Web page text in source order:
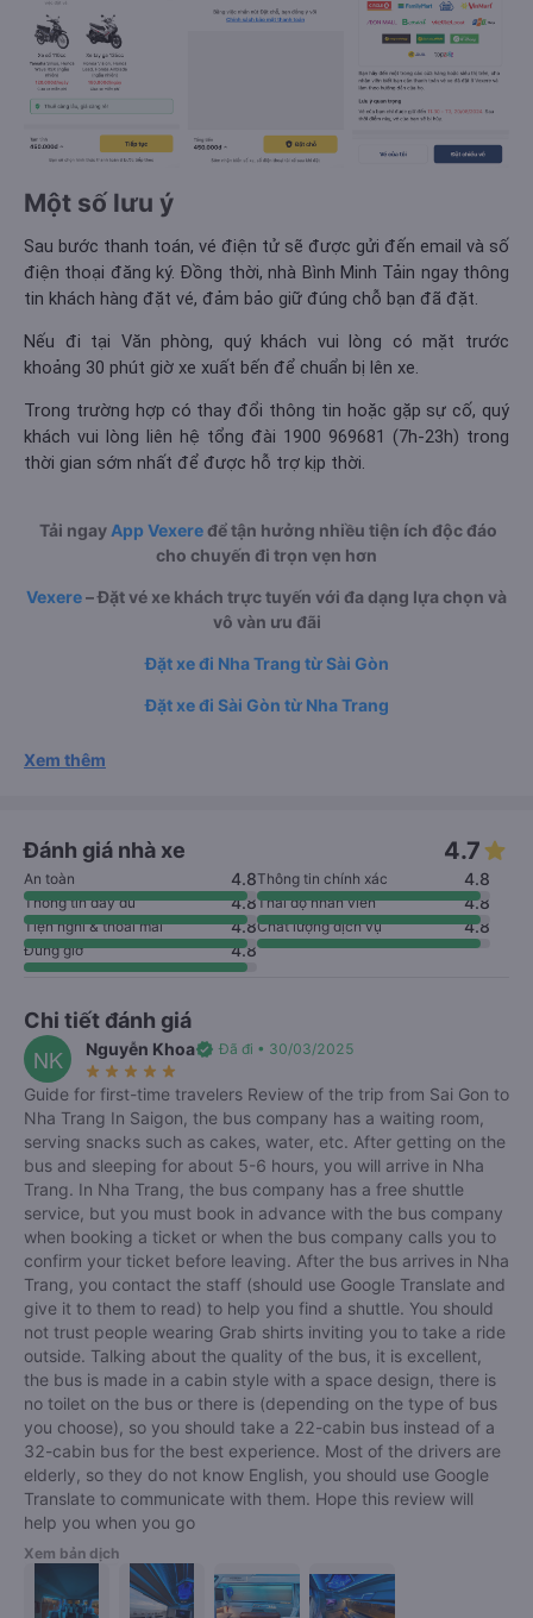
Một số lưu ý
Sau bước thanh toán, vé điện tử sẽ được gửi đến email và số
điện thoại đăng ký. Đồng thời, nhà Bình Minh Tảin ngay thông
tin khách hàng đặt vé, đảm bảo giữ đúng chỗ bạn đã đặt.
Nếu đi tại Văn phòng, quý khách vui lòng có mặt trước
khoảng 30 phút giờ xe xuất bến để chuẩn bị lên xe.
Trong trường hợp có thay đổi thông tin hoặc gặp sự cố, quý
khách vui lòng liên hệ tổng đài 1900 969681 (7h-23h) trong
thời gian sớm nhất để được hỗ trợ kịp thời.
Tải ngay App Vexeređể tận hưởng nhiều tiện ích độc đáo
cho chuyến đi trọn vẹn hơn
Vexere– Đặt vé xe khách trực tuyến với đa dạng lựa chọn và
vô vàn ưu đãi
Đặt xe đi Nha Trang từ Sài Gòn
Đặt xe đi Sài Gòn từ Nha Trang
Xem thêm
Đánh giá nhà xe 4.7
An toàn 4.8Thông tin chính xác 4.8
Thông tin đầy đủ 4.8Thái độ nhân viên 4.8
Tiện nghi & thoải mái 4.8Chất lượng dịch vụ 4.8
Đúng giờ 4.8
Chi tiết đánh giá
NK Nguyễn Khoaverified Đã đi • 30/03/2025
star_rate star_rate star_rate star_rate star_rate
Guide for first-time travelers Review of the trip from Sai Gon to
Nha Trang In Saigon, the bus company has a waiting room,
serving snacks such as cakes, water, etc. After getting on the
bus and sleeping for about 5-6 hours, you will arrive in Nha
Trang. In Nha Trang, the bus company has a free shuttle
service, but you must book in advance with the bus company
when booking a ticket or when the bus company calls you to
confirm your ticket before leaving. After the bus arrives in Nha
Trang, you contact the staff (should use Google Translate and
give it to them to read) to help you find a shuttle. You should
not trust people wearing Grab shirts inviting you to take a ride
outside. Talking about the quality of the bus, it is excellent,
the bus is made in a cabin style with a space design, there is
no toilet on the bus or there is (depending on the type of bus
you choose), so you should take a 22-cabin bus instead of a
32-cabin bus for the best experience. Most of the drivers are
elderly, so they do not know English, you should use Google
Translate to communicate with them. Hope this review will
help you when you go
Xem bản dịch